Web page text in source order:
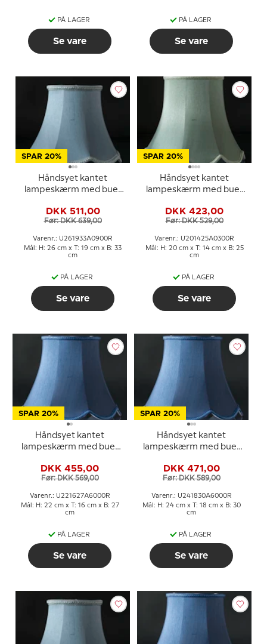
PÅ LAGER
Se vare
PÅ LAGER
Se vare
SPAR 20%
Håndsyet kantet
lampeskærm med buer
silke stof
DKK 511,00
Før: DKK 639,00
Varenr.: U261933A0900R
Mål: H: 26 cm x T: 19 cm x B: 33
cm
PÅ LAGER
Se vare
SPAR 20%
Håndsyet kantet
lampeskærm med buer
silke stof
DKK 423,00
Før: DKK 529,00
Varenr.: U201425A0300R
Mål: H: 20 cm x T: 14 cm x B: 25
cm
PÅ LAGER
Se vare
SPAR 20%
Håndsyet kantet
lampeskærm med buer
blå silke stof
DKK 455,00
Før: DKK 569,00
Varenr.: U221627A6000R
Mål: H: 22 cm x T: 16 cm x B: 27
cm
PÅ LAGER
Se vare
SPAR 20%
Håndsyet kantet
lampeskærm med buer
silke stof
DKK 471,00
Før: DKK 589,00
Varenr.: U241830A6000R
Mål: H: 24 cm x T: 18 cm x B: 30
cm
PÅ LAGER
Se vare